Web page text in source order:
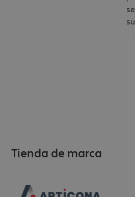
Tienda de marca